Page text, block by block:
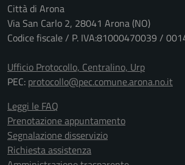
Città di Arona
Via San Carlo 2, 28041 Arona (NO)
Codice fiscale / P. IVA:81000470039 /
Ufficio Protocollo, Centralino, Urp
PEC: protocollo@pec.comune.arona.no.it
Leggi le FAQ
Prenotazione appuntamento
Segnalazione disservizio
Richiesta assistenza